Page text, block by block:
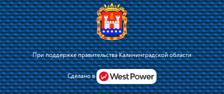
Я соглашаюсь с тем, что владелец сайта использует файлы cookie для
повышения удобства работы на сайте и сервис Яндекс.Метрика. Оставаясь
на сайте, я соглашаюсь сполитикой их применения.
При поддержке правительства Калининградской области
Сделано в